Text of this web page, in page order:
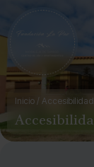
Inicio / Accesibilidad
ATENCIÓN
MÉDICO,
REHABILITACIÓN,
UNIDAD DE
CENTRO DE DÍA
POLÍTICA DE
PERFIL DEL